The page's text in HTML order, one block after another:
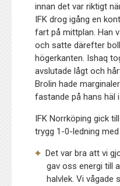
innan det var riktigt
IFK drog igång en
fart på mittplan. Han
och satte därefter
högerkanten. Ishaq
avslutade lågt och
Brolin hade
fastande på hans häl
IFK Norrköping gick
trygg 1-0-ledning med
Det var bra att vi
gav oss energi till
halvlek. Vi vågade